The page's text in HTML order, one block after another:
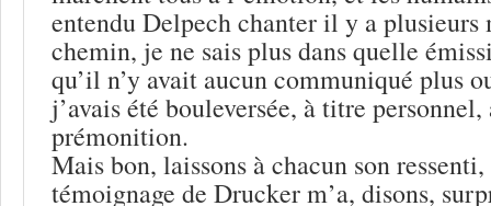
entendu Delpech chanter il y a
chemin, je ne sais plus dans quelle
qu’il n’y avait aucun communiqué plus
j’avais été bouleversée, à titre personnel,
prémonition.
Mais bon, laissons à chacun son
témoignage de Drucker m’a, disons,